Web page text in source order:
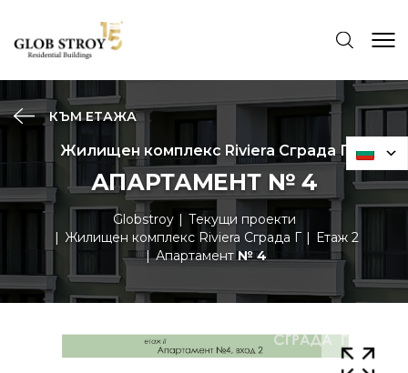
КЪМ ЕТАЖА
Жилищен комплекс Riviera Сграда Г
АПАРТАМЕНТ № 4
Globstroy
Текущи проекти
Жилищен комплекс Riviera Сграда Г
Етаж 2
Апартамент№ 4